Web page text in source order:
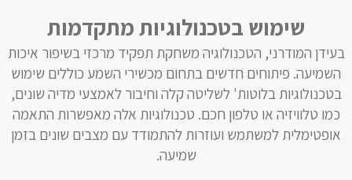
שימוש בטכנולוגיות מתקדמות
בעידן המודרני, הטכנולוגיה משחקת תפקיד מרכזי בשיפור איכות
השמיעה. פיתוחים חדשים בתחום מכשירי השמע כוללים שימוש
בטכנולוגיות בלוטות' לשליטה קלה וחיבור לאמצעי מדיה שונים,
כמו טלוויזיה או טלפון חכם. טכנולוגיות אלה מאפשרות התאמה
אופטימלית למשתמש ועוזרות להתמודד עם מצבים שונים בזמן
שמיעה.